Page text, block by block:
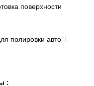
поверхности
полировки авто
: